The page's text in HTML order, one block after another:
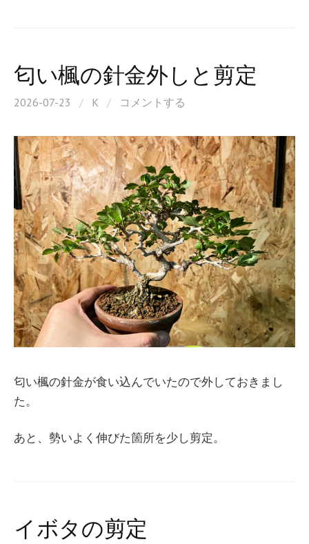
匂い楓の針金外しと剪定
2026-07-23 / K / コメントする
匂い楓の針金が食い込んでいたので外しておきまし
た。
あと、勢いよく伸びた箇所を少し剪定。
イボタの剪定